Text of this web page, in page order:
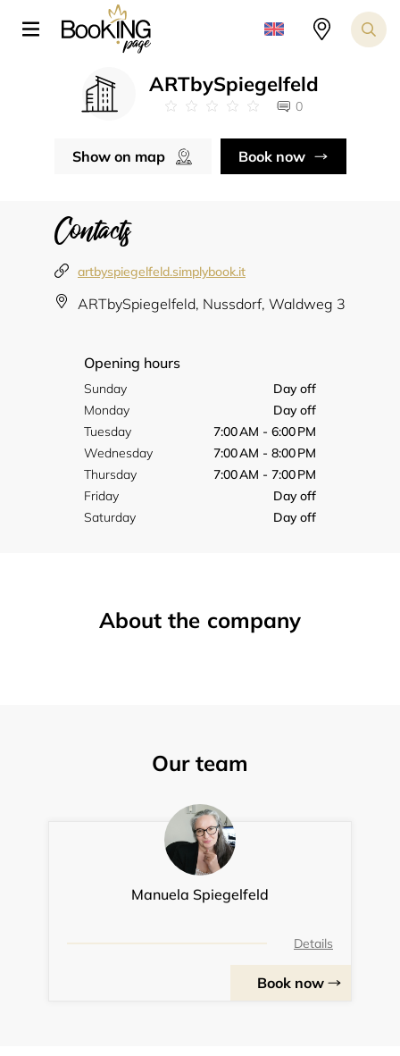
ARTbySpiegelfeld
0
Show on map Book now
Contacts
artbyspiegelfeld.simplybook.it
ARTbySpiegelfeld, Nussdorf, Waldweg 3
Opening hours
Sunday
Day off
Monday
Day off
Tuesday
7:00 AM - 6:00 PM
Wednesday
7:00 AM - 8:00 PM
Thursday
7:00 AM - 7:00 PM
Friday
Day off
Saturday
Day off
About the company
Our team
Manuela Spiegelfeld
Details
Book now